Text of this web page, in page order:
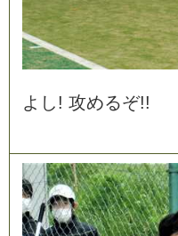
よ し! 攻めるぞ!!